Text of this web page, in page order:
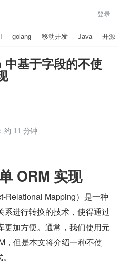
登录
golang 移动开发 Java 开源
基于字段的不使
约 11 分钟
ORM 实现
Relational Mapping）是一种
进行转换的技术，使得通过
加方便。通常，我们使用元
，但是本文将介绍一种不使